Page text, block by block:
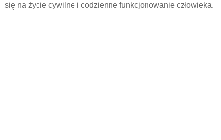
się na życie cywilne i codzienne funkcjonowanie człowieka.